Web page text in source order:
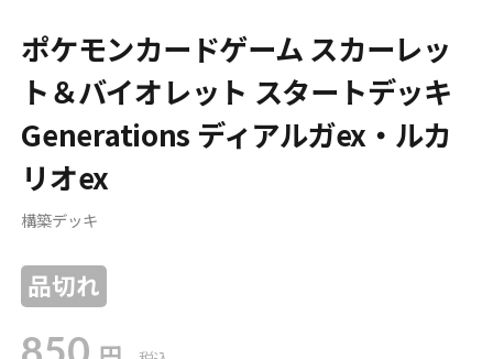
ポケモンカードゲーム スカーレッ
ト＆バイオレット スタートデッキ
Generations ディアルガex・ルカ
リオex
構築デッキ
品切れ